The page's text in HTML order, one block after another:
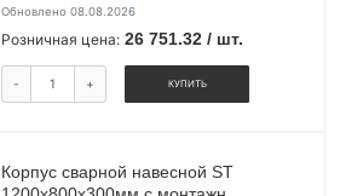
Обновлено 08.08.2026
Розничная цена: 26 751.32 / шт.
- + КУПИТЬ
Корпус сварной навесной ST